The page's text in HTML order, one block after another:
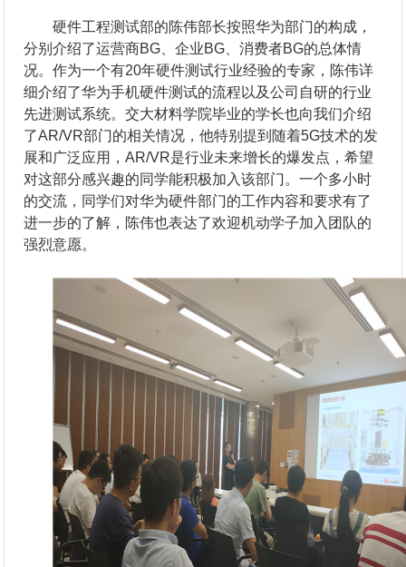
硬件工程测试部的陈伟部长按照华为部门的构成，
分别介绍了运营商BG、企业BG、消费者BG的总体情
况。作为一个有20年硬件测试行业经验的专家，陈伟详
细介绍了华为手机硬件测试的流程以及公司自研的行业
先进测试系统。交大材料学院毕业的学长也向我们介绍
了AR/VR部门的相关情况，他特别提到随着5G技术的发
展和广泛应用，AR/VR是行业未来增长的爆发点，希望
对这部分感兴趣的同学能积极加入该部门。一个多小时
的交流，同学们对华为硬件部门的工作内容和要求有了
进一步的了解，陈伟也表达了欢迎机动学子加入团队的
强烈意愿。